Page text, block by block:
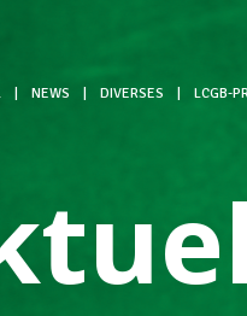
NEWS DIVERSES LCGB-